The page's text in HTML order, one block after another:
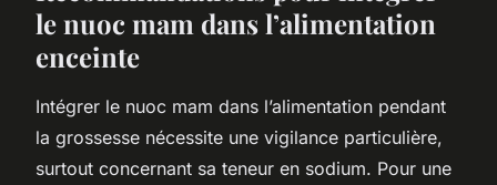
le nuoc mam dans l’alimentation
enceinte
Intégrer le nuoc mam dans l’alimentation pendant
la grossesse nécessite une vigilance particulière,
surtout concernant sa teneur en sodium. Pour une